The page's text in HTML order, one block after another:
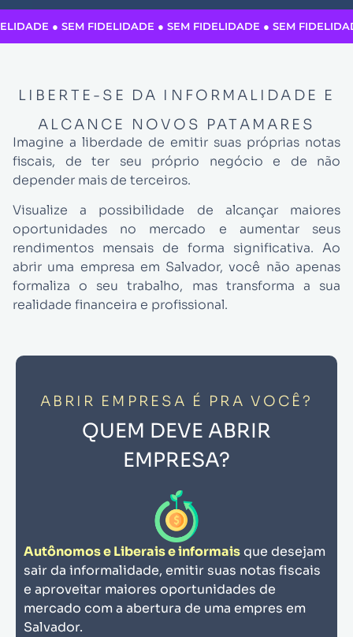
● SEM FIDELIDADE ● SEM FIDELIDADE ● SEM
LIBERTE-SE DA INFORMALIDADE E
ALCANCE NOVOS PATAMARES
Imagine a liberdade de emitir suas próprias notas
fiscais, de ter seu próprio negócio e de não
depender mais de terceiros.
Visualize a possibilidade de alcançar maiores
oportunidades no mercado e aumentar seus
rendimentos mensais de forma significativa. Ao
abrir uma empresa em Salvador, você não apenas
formaliza o seu trabalho, mas transforma a sua
realidade financeira e profissional.
ABRIR EMPRESA É PRA VOCÊ?
QUEM DEVE ABRIR
EMPRESA?
Autônomos e Liberais e informaisque desejam
sair da informalidade, emitir suas notas fiscais
e aproveitar maiores oportunidades de
mercado com a abertura de uma empres em
Salvador.